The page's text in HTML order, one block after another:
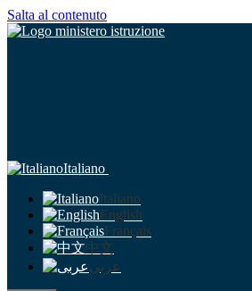
Salta al contenuto
Italiano
Italiano
English
Français
中文
عربى